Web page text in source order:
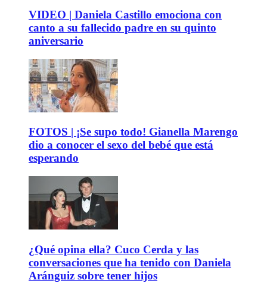
VIDEO | Daniela Castillo emociona con
canto a su fallecido padre en su quinto
aniversario
FOTOS | ¡Se supo todo! Gianella Marengo
dio a conocer el sexo del bebé que está
esperando
¿Qué opina ella? Cuco Cerda y las
conversaciones que ha tenido con Daniela
Aránguiz sobre tener hijos